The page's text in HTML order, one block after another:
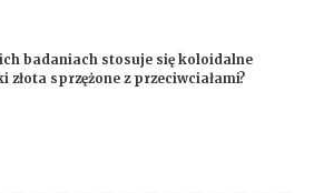
badaniach stosuje się koloidalne
złota sprzężone z przeciwciałami?